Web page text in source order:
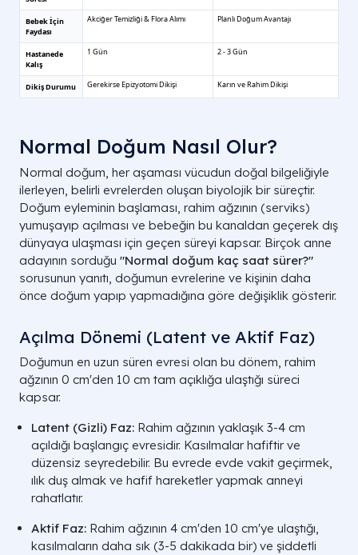
Normal Doğum Nasıl Olur?
Normal doğum, her aşaması vücudun doğal bilgeliğiyle
ilerleyen, belirli evrelerden oluşan biyolojik bir süreçtir.
Doğum eyleminin başlaması, rahim ağzının (serviks)
yumuşayıp açılması ve bebeğin bu kanaldan geçerek dış
dünyaya ulaşması için geçen süreyi kapsar. Birçok anne
adayının sorduğu "Normal doğum kaç saat sürer?"
sorusunun yanıtı, doğumun evrelerine ve kişinin daha
önce doğum yapıp yapmadığına göre değişiklik gösterir.
Açılma Dönemi (Latent ve Aktif Faz)
Doğumun en uzun süren evresi olan bu dönem, rahim
ağzının 0 cm'den 10 cm tam açıklığa ulaştığı süreci
kapsar.
Latent (Gizli) Faz: Rahim ağzının yaklaşık 3-4 cm
açıldığı başlangıç evresidir. Kasılmalar hafiftir ve
düzensiz seyredebilir. Bu evrede evde vakit geçirmek,
ılık duş almak ve hafif hareketler yapmak anneyi
rahatlatır.
Aktif Faz: Rahim ağzının 4 cm'den 10 cm'ye ulaştığı,
kasılmaların daha sık (3-5 dakikada bir) ve şiddetli